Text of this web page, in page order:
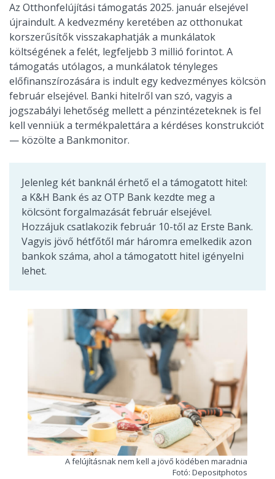
Az Otthonfelújítási támogatás 2025. január elsejével
újraindult. A kedvezmény keretében az otthonukat
korszerűsítők visszakaphatják a munkálatok
költségének a felét, legfeljebb 3 millió forintot. A
támogatás utólagos, a munkálatok tényleges
előfinanszírozására is indult egy kedvezményes kölcsön
február elsejével. Banki hitelről van szó, vagyis a
jogszabályi lehetőség mellett a pénzintézeteknek is fel
kell venniük a termékpalettára a kérdéses konstrukciót
— közölte a Bankmonitor.
Jelenleg két banknál érhető el a támogatott hitel:
a K&H Bank és az OTP Bank kezdte meg a
kölcsönt forgalmazását február elsejével.
Hozzájuk csatlakozik február 10-től az Erste Bank.
Vagyis jövő hétfőtől már háromra emelkedik azon
bankok száma, ahol a támogatott hitel igényelni
lehet.
A felújításnak nem kell a jövő ködében maradnia
Fotó: Depositphotos